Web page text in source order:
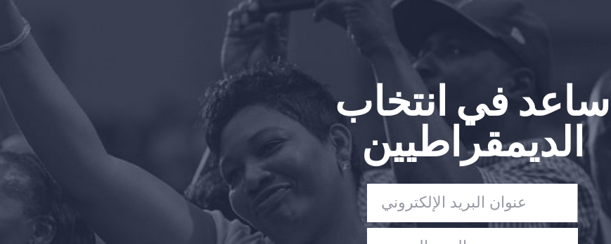
العمل معنا
الصحافة
تبرع
ساعد في انتخاب
الديمقراطيين